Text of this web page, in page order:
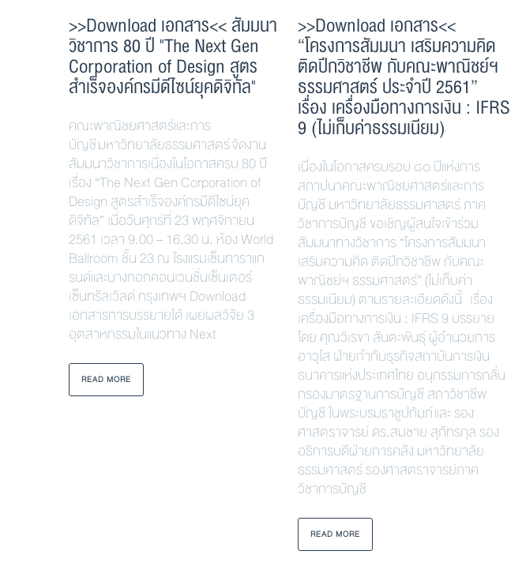
>>Download เอกสาร<< สัมมนา
วิชาการ 80 ปี "The Next Gen
Corporation of Design สูตร
สำเร็จองค์กรมีดีไซน์ยุคดิจิทัล"
คณะพาณิชยศาสตร์และการ
บัญชี มหาวิทยาลัยธรรมศาสตร์ จัดงาน
สัมมนาวิชาการเนื่องในโอกาสครบ 80 ปี
เรื่อง “The Next Gen Corporation of
Design สูตรสำเร็จองค์กรมีดีไซน์ยุค
ดิจิทัล” เมื่อวันศุกร์ที่ 23 พฤศจิกายน
2561 เวลา 9.00 – 16.30 น. ห้อง World
Ballroom ชั้น 23 ณ โรงแรมเซ็นทาราแก
รนด์และบางกอกคอนเวนชั่นเซ็นเตอร์
เซ็นทรัลเวิลด์ กรุงเทพฯ Download
เอกสารการบรรยายได้ เผยผลวิจัย 3
อุตสาหกรรมในแนวทาง Next
READ MORE
>>Download เอกสาร<<
“โครงการสัมมนา เสริมความคิด
ติดปีกวิชาชีพ กับคณะพาณิชย์ฯ
ธรรมศาสตร์ ประจำปี 2561”
เรื่อง เครื่องมือทางการเงิน : IFRS
9 (ไม่เก็บค่าธรรมเนียม)
เนื่องในโอกาสครบรอบ ๘๐ ปีแห่งการ
สถาปนาคณะพาณิชยศาสตร์และการ
บัญชี มหาวิทยาลัยธรรมศาสตร์ ภาค
วิชาการบัญชี ขอเชิญผู้สนใจเข้าร่วม
สัมมนาทางวิชาการ “โครงการสัมมนา
เสริมความคิด ติดปีกวิชาชีพ กับคณะ
พาณิชย์ฯ ธรรมศาสตร์” (ไม่เก็บค่า
ธรรมเนียม) ตามรายละเอียดดังนี้ เรื่อง
เครื่องมือทางการเงิน : IFRS 9 บรรยาย
โดย คุณวิเรขา สันตะพันธุ์ ผู้อำนวยการ
อาวุโส ฝ่ายกำกับธุรกิจสถาบันการเงิน
ธนาคารแห่งประเทศไทย อนุกรรมการกลั่น
กรองมาตรฐานการบัญชี สภาวิชาชีพ
บัญชี ในพระบรมราชูปถัมภ์ และ รอง
ศาสตราจารย์ ดร.สมชาย สุภัทรกุล รอง
อธิการบดีฝ่ายการคลัง มหาวิทยาลัย
ธรรมศาสตร์ รองศาสตราจารย์ภาค
วิชาการบัญชี
READ MORE